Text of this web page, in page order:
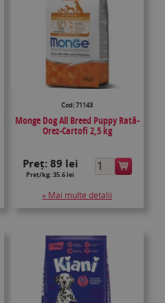
Cod: 71143
Monge Dog All Breed Puppy Rată-
Orez-Cartofi 2,5 kg
Preț: 89 lei
Preț/kg: 35.6 lei
» Mai multe detalii